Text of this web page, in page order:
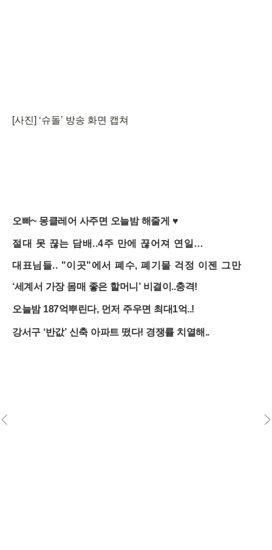
[사진] ‘슈돌’ 방송 화면 캡쳐